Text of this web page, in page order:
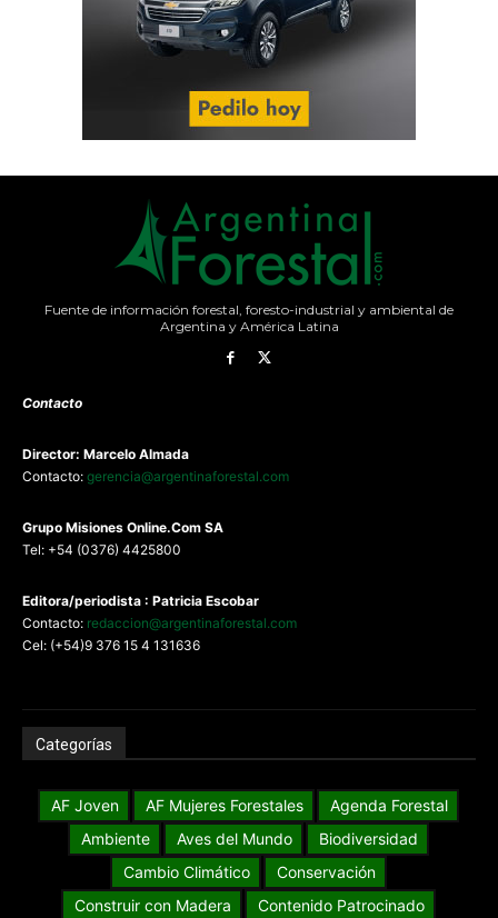
Fuente de información forestal, foresto-industrial y ambiental de
Argentina y América Latina
Contacto
Director: Marcelo Almada
Contacto: gerencia@argentinaforestal.com
Grupo Misiones Online.Com SA
Tel: +54 (0376) 4425800
Editora/periodista : Patricia Escobar
Contacto: redaccion@argentinaforestal.com
Cel: (+54)9 376 15 4 131636
Categorías
AF Joven AF Mujeres Forestales
Agenda Forestal
Ambiente
Aves del Mundo
Biodiversidad
Cambio Climático
Conservación
Construir con Madera
Contenido Patrocinado